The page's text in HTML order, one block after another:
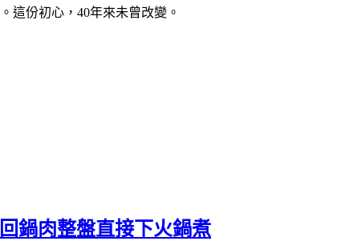
這份初心，40年來未曾改變。
鍋肉整盤直接下火鍋煮